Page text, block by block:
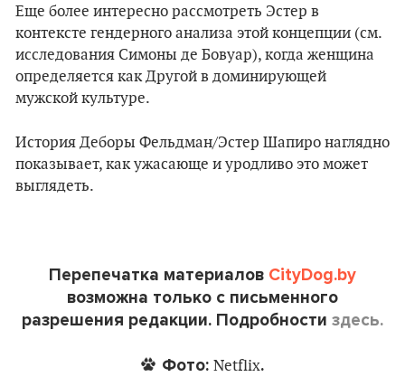
Еще более интересно рассмотреть Эстер в
контексте гендерного анализа этой концепции (см.
исследования Симоны де Бовуар), когда женщина
определяется как Другой в доминирующей
мужской культуре.
История Деборы Фельдман/Эстер Шапиро наглядно
показывает, как ужасающе и уродливо это может
выглядеть.
Перепечатка материалов CityDog.by
возможна только с письменного
разрешения редакции. Подробности здесь.
Фото: Netflix.